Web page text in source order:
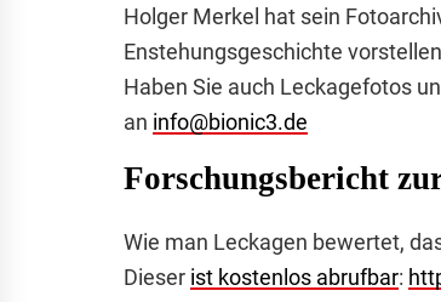
Holger Merkel hat sein
Enstehungsgeschichte
Haben Sie auch Leckagefotos
an info@bionic3.de
Forschungsbericht
Wie man Leckagen bewertet,
Dieser ist kostenlos abrufbar: